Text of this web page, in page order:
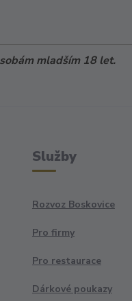
mladším 18 let.
Služby
Rozvoz Boskovice
Pro firmy
Pro restaurace
Dárkové poukazy